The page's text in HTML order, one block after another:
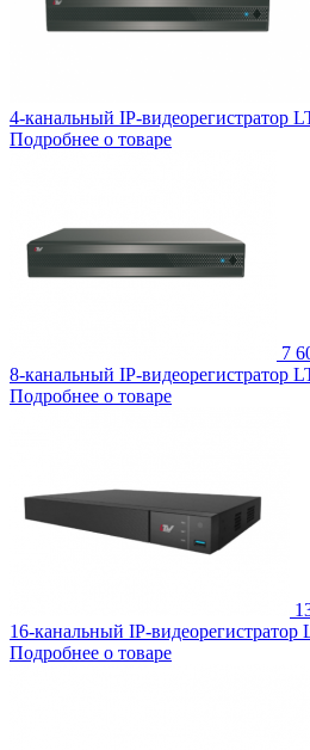
4-канальный IP-видеорегистратор
Подробнее о товаре
7
8-канальный IP-видеорегистратор
Подробнее о товаре
16-канальный IP-
Подробнее о товаре